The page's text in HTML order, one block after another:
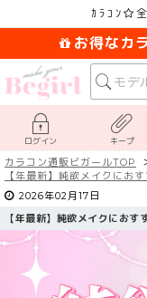
ｶﾗｺﾝ
お得なカ
ログイン キープ
カラコン通販ビガールTOP
【 年最新】純欲メイクにお
2026年02月17日
【年最新】純欲メイクにおす